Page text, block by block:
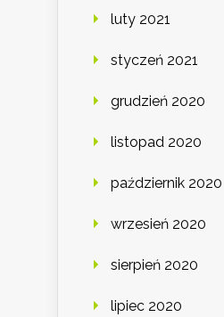
luty 2021
styczeń 2021
grudzień 2020
listopad 2020
październik 2020
wrzesień 2020
sierpień 2020
lipiec 2020